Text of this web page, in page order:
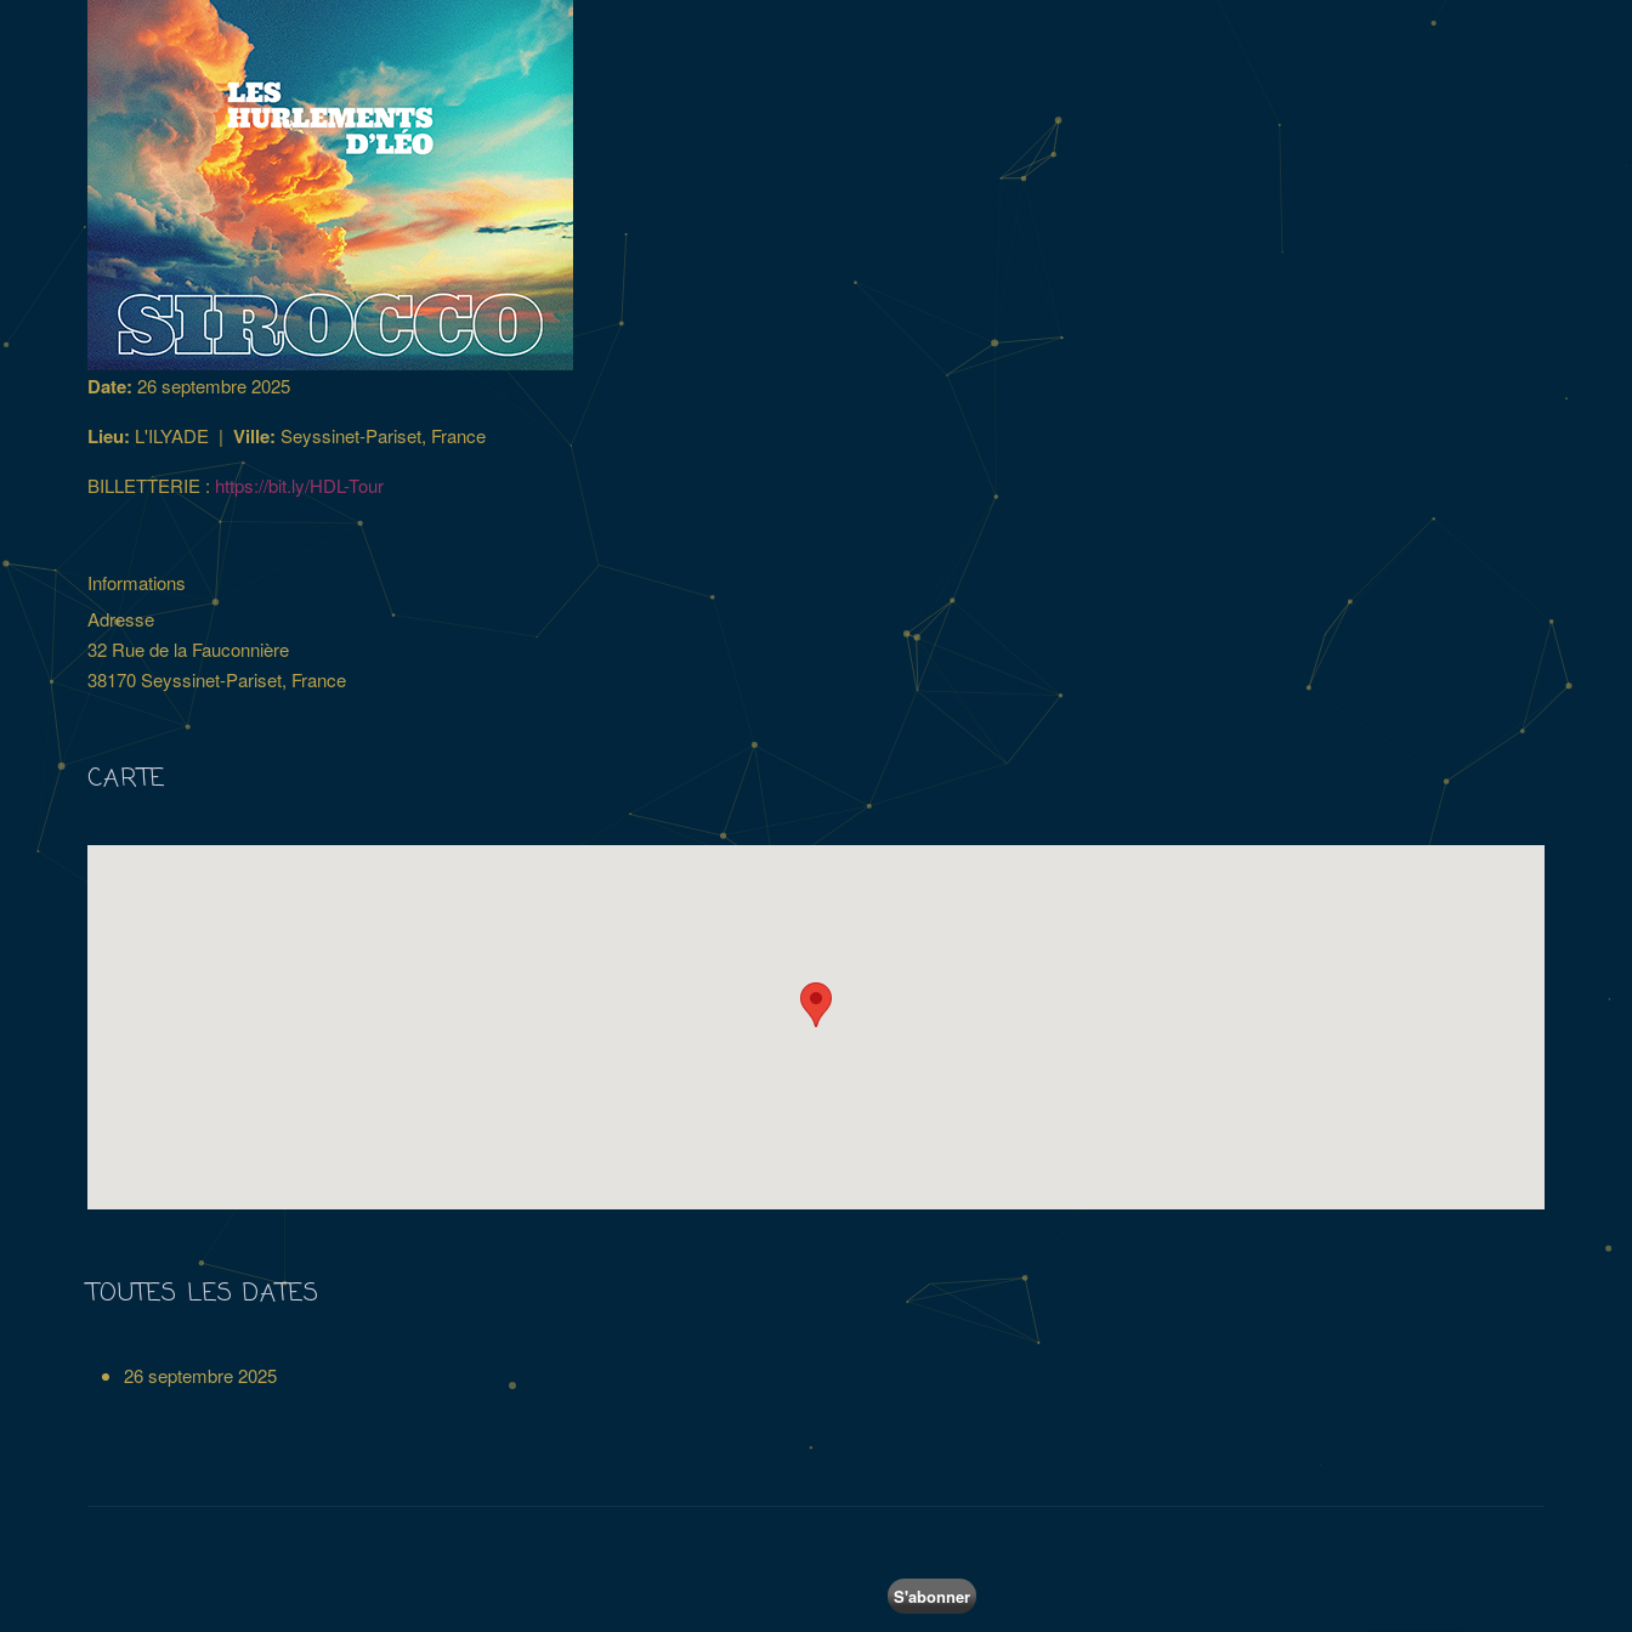
Date: 26 septembre 2025
Lieu: L'ILYADE | Ville: Seyssinet-Pariset, France
BILLETTERIE : https://bit.ly/HDL-Tour
Informations
Adresse
32 Rue de la Fauconnière
38170 Seyssinet-Pariset, France
CARTE
TOUTES LES DATES
26 septembre 2025
S'abonner